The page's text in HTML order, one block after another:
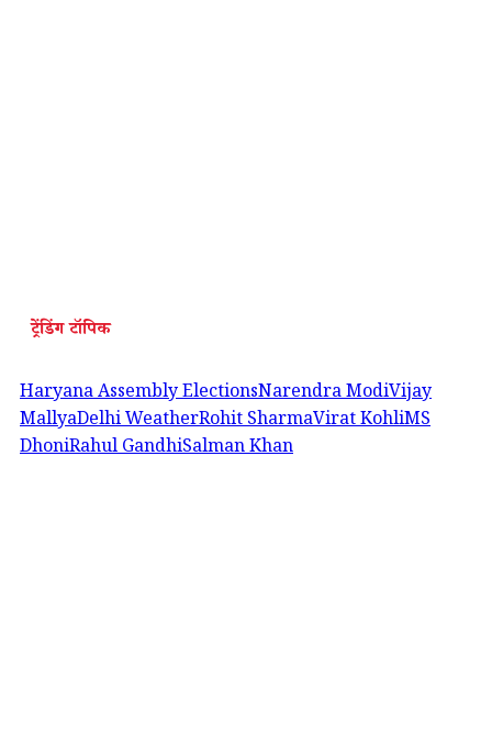
ट्रेंडिंग टॉपिक
Haryana Assembly ElectionsNarendra ModiVijay
MallyaDelhi WeatherRohit SharmaVirat KohliMS
DhoniRahul GandhiSalman Khan